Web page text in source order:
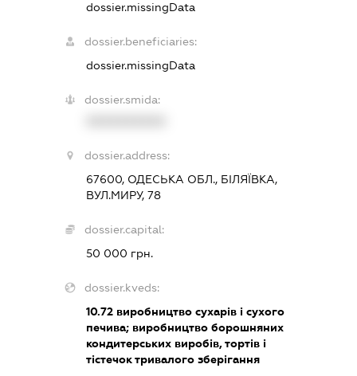
dossier.missingData
dossier.beneficiaries:
dossier.missingData
dossier.smida:
dossier.address:
67600, ОДЕСЬКА ОБЛ., БІЛЯЇВКА,
ВУЛ.МИРУ, 78
dossier.capital:
50 000 грн.
dossier.kveds:
10.72 виробництво сухарів і сухого
печива; виробництво борошняних
кондитерських виробів, тортів і
тістечок тривалого зберігання